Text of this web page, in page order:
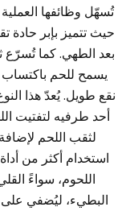
تُسهّل وظائفها
حيث تتميز بإبر حادة
بعد الطهي. كما تُسرّع
يسمح للحم باكتساب
نقع طويل. يُعدّ هذا
أحد طرفيه لتفتيت
لثقب اللحم
استخدام أكثر من
اللحوم، سواءً
البطيء، ليُضفي على